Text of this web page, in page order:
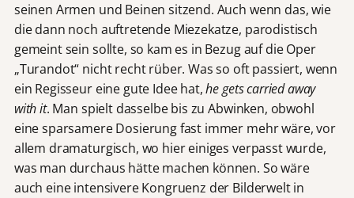
seinen Armen und Beinen sitzend. Auch wenn das, wie
die dann noch auftretende Miezekatze, parodistisch
gemeint sein sollte, so kam es in Bezug auf die Oper
„Turandot“ nicht recht rüber. Was so oft passiert, wenn
ein Regisseur eine gute Idee hat,he gets carried away
with it. Man spielt dasselbe bis zu Abwinken, obwohl
eine sparsamere Dosierung fast immer mehr wäre, vor
allem dramaturgisch, wo hier einiges verpasst wurde,
was man durchaus hätte machen können. So wäre
auch eine intensivere Kongruenz der Bilderwelt in